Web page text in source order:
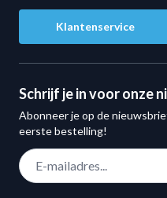
Type:rubber clubbells
Materiaal:massieve
en cardio
Gebruik: geschikt voor
Belangrijke informatie
Het rubber van de clubbell
Klantenservice
Schrijf je in voor onze
Abonneer je op de
eerste bestelling!